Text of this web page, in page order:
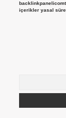
içerikler yasal süre